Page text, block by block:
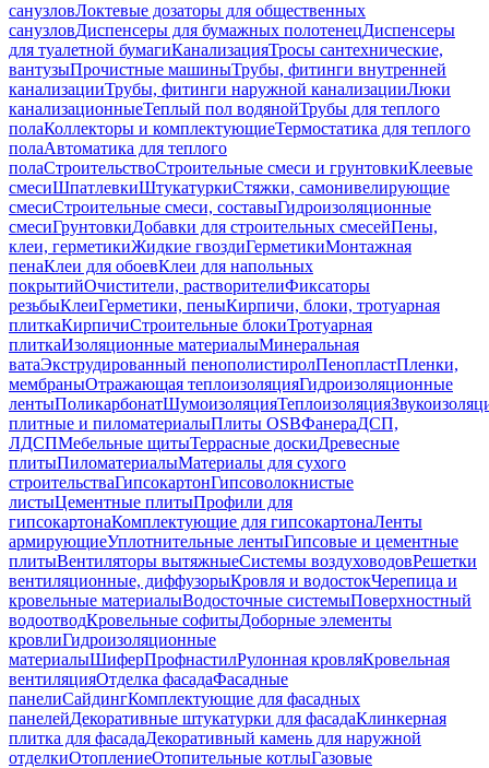
санузловЛоктевые дозаторы для общественных
санузловДиспенсеры для бумажных полотенецДиспенсеры
для туалетной бумагиКанализацияТросы сантехнические,
вантузыПрочистные машиныТрубы, фитинги внутренней
канализацииТрубы, фитинги наружной канализацииЛюки
канализационныеТеплый пол водянойТрубы для теплого
полаКоллекторы и комплектующиеТермостатика для теплого
полаАвтоматика для теплого
полаСтроительствоСтроительные смеси и грунтовкиКлеевые
смесиШпатлевкиШтукатуркиСтяжки, самонивелирующие
смесиСтроительные смеси, составыГидроизоляционные
смесиГрунтовкиДобавки для строительных смесейПены,
клеи, герметикиЖидкие гвоздиГерметикиМонтажная
пенаКлеи для обоевКлеи для напольных
покрытийОчистители, растворителиФиксаторы
резьбыКлеиГерметики, пеныКирпичи, блоки, тротуарная
плиткаКирпичиСтроительные блокиТротуарная
плиткаИзоляционные материалыМинеральная
ватаЭкструдированный пенополистиролПенопластПленки,
мембраныОтражающая теплоизоляцияГидроизоляционные
лентыПоликарбонатШумоизоляцияТеплоизоляция
плитные и пиломатериалыПлиты OSBФанераДСП,
ЛДСПМебельные щитыТеррасные доскиДревесные
плитыПиломатериалыМатериалы для сухого
строительстваГипсокартонГипсоволокнистые
листыЦементные плитыПрофили для
гипсокартонаКомплектующие для гипсокартонаЛенты
армирующиеУплотнительные лентыГипсовые и цементные
плитыВентиляторы вытяжныеСистемы воздуховодовРешетки
вентиляционные, диффузорыКровля и водостокЧерепица и
кровельные материалыВодосточные системыПоверхностный
водоотводКровельные софитыДоборные элементы
кровлиГидроизоляционные
материалыШиферПрофнастилРулонная кровляКровельная
вентиляцияОтделка фасадаФасадные
панелиСайдингКомплектующие для фасадных
панелейДекоративные штукатурки для фасадаКлинкерная
плитка для фасадаДекоративный камень для наружной
отделкиОтоплениеОтопительные котлыГазовые